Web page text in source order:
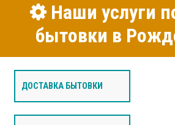
Наши услуги
бытовки в
ДОСТАВКА БЫТОВКИ